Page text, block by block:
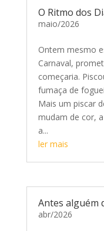
O Ritmo dos
maio/2026
Ontem mesmo
Carnaval,
começaria.
fumaça de
Mais um piscar
mudam de cor,
a...
ler mais
Antes alguém
abr/2026